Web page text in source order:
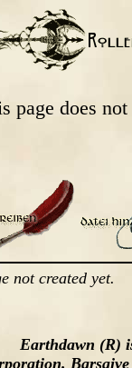
page does
not created yet.
Earthdawn (R)